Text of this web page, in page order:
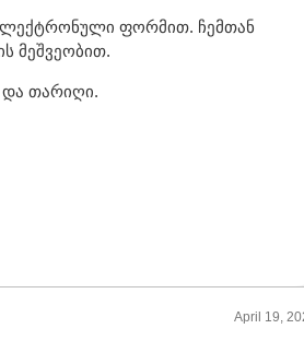
ფორმით. ჩემთან
მეშვეობით.
და თარიღი.
April 19,